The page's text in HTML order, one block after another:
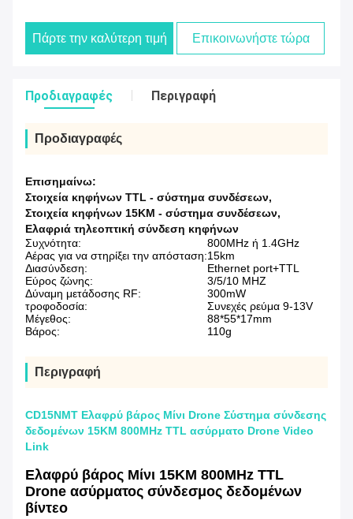
Πάρτε την καλύτερη τιμή Επικοινωνήστε τώρα
Προδιαγραφές Περιγραφή
Προδιαγραφές
Επισημαίνω:
Στοιχεία κηφήνων TTL - σύστημα συνδέσεων,
Στοιχεία κηφήνων 15KM - σύστημα συνδέσεων,
Ελαφριά τηλεοπτική σύνδεση κηφήνων
Συχνότητα:
800MHz ή 1.4GHz
Αέρας για να στηρίξει την απόσταση:15km
Διασύνδεση:
Ethernet port+TTL
Εύρος ζώνης:
3/5/10 MHZ
Δύναμη μετάδοσης RF:
300mW
τροφοδοσία:
Συνεχές ρεύμα 9-13V
Μέγεθος:
88*55*17mm
Βάρος:
110g
Περιγραφή
CD15NMT Ελαφρύ βάρος Μίνι Drone Σύστημα σύνδεσης
δεδομένων 15KM 800MHz TTL ασύρματο Drone Video
Link
Ελαφρύ βάρος Μίνι 15KM 800MHz TTL
Drone ασύρματος σύνδεσμος δεδομένων
βίντεο